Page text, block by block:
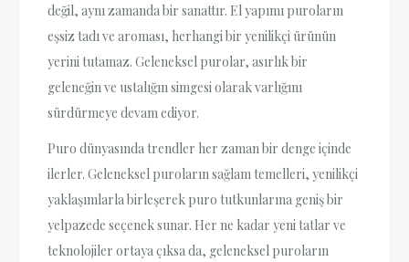
değil, aynı zamanda bir sanattır. El yapımı puroların
eşsiz tadı ve aroması, herhangi bir yenilikçi ürünün
yerini tutamaz. Geleneksel purolar, asırlık bir
geleneğin ve ustalığın simgesi olarak varlığını
sürdürmeye devam ediyor.
Puro dünyasında trendler her zaman bir denge içinde
ilerler. Geleneksel puroların sağlam temelleri, yenilikçi
yaklaşımlarla birleşerek puro tutkunlarına geniş bir
yelpazede seçenek sunar. Her ne kadar yeni tatlar ve
teknolojiler ortaya çıksa da, geleneksel puroların